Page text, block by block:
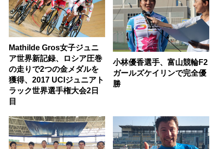
Mathilde Gros女子ジュニ
ア世界新記録、ロシア圧巻
の走りで2つの金メダルを
獲得、2017 UCIジュニアト
ラック世界選手権大会2日
目
小林優香選手、富山競輪F2
ガールズケイリンで完全優
勝